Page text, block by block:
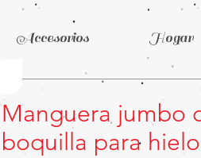
Accesorios Hogar
Manguera jumbo
boquilla para hielo